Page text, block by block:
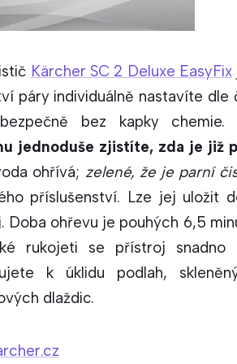
Kärcher SC 2 Deluxe EasyFix
páry individuálně nastavíte
bez kapky chemie.
jednoduše zjistíte, zda je již
ohřívá; zelené, že je parní
příslušenství. Lze jej uložit
Doba ohřevu je pouhých 6,5
rukojeti se přístroj
k úklidu podlah,
dlaždic.